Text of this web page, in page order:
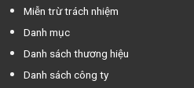
Miễn trừ trách nhiệm
Danh mục
Danh sách thương hiệu
Danh sách công ty